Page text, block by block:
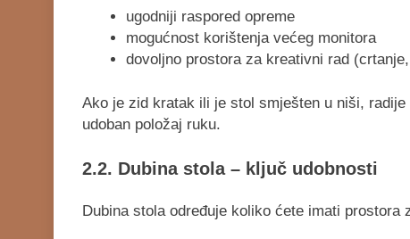
ugodniji raspored opreme
mogućnost korištenja većeg monitora
dovoljno prostora za kreativni rad
Ako je zid kratak ili je stol smješten u niši,
udoban položaj ruku.
2.2. Dubina stola – ključ udobnosti
Dubina stola određuje koliko ćete imati prostora